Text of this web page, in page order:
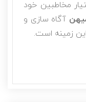
مخاطبین خود
آگاه سازی و
زمینه است.